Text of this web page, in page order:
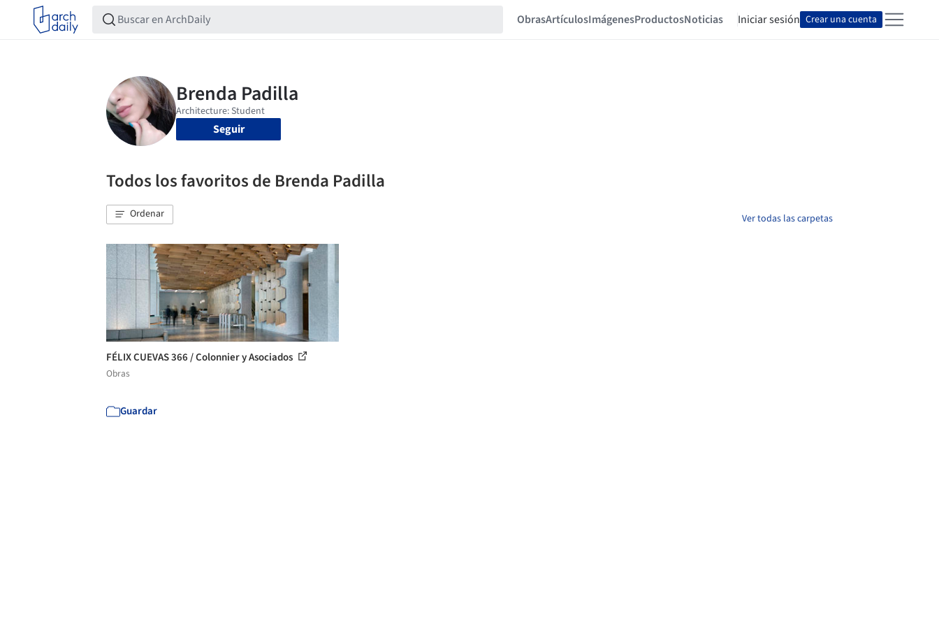
ObrasArtículosImágenesProductosNoticias Iniciar sesión Crear una cuenta
Seguir
Todos los favoritos de Brenda Padilla
Ordenar Ver todas las carpetas
FÉLIX CUEVAS 366 / Colonnier y Asociados
Obras
Guardar